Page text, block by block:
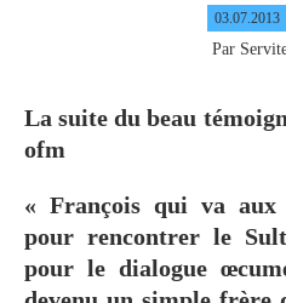
03.07.2013
Par
La suite du beau
ofm
« François qui va aux
pour rencontrer le
pour le dialogue